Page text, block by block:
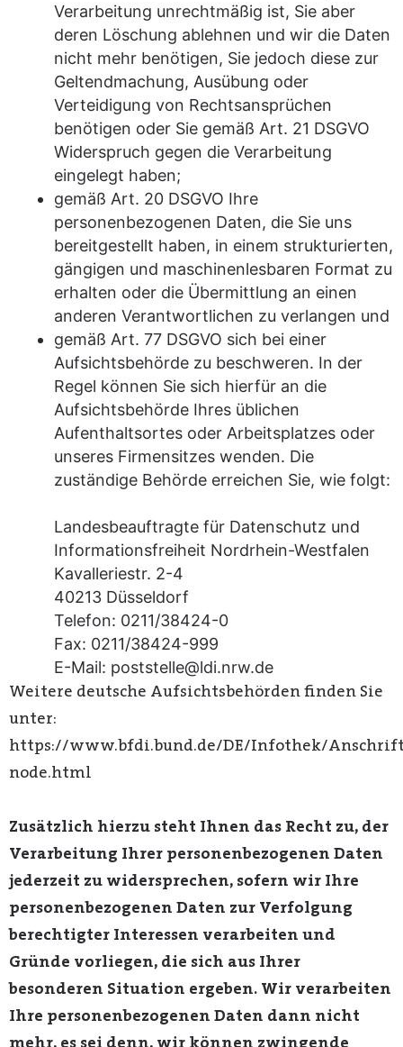
Verarbeitung unrechtmäßig ist, Sie aber
deren Löschung ablehnen und wir die Daten
nicht mehr benötigen, Sie jedoch diese zur
Geltendmachung, Ausübung oder
Verteidigung von Rechtsansprüchen
benötigen oder Sie gemäß Art. 21 DSGVO
Widerspruch gegen die Verarbeitung
eingelegt haben;
gemäß Art. 20 DSGVO Ihre
personenbezogenen Daten, die Sie uns
bereitgestellt haben, in einem strukturierten,
gängigen und maschinenlesbaren Format zu
erhalten oder die Übermittlung an einen
anderen Verantwortlichen zu verlangen und
gemäß Art. 77 DSGVO sich bei einer
Aufsichtsbehörde zu beschweren. In der
Regel können Sie sich hierfür an die
Aufsichtsbehörde Ihres üblichen
Aufenthaltsortes oder Arbeitsplatzes oder
unseres Firmensitzes wenden. Die
zuständige Behörde erreichen Sie, wie folgt:
Landesbeauftragte für Datenschutz und
Informationsfreiheit Nordrhein-Westfalen
Kavalleriestr. 2-4
40213 Düsseldorf
Telefon: 0211/38424-0
Fax: 0211/38424-999
E-Mail: poststelle@ldi.nrw.de
Weitere deutsche Aufsichtsbehörden finden Sie
unter:
https://www.bfdi.bund.de/DE/Infothek/
node.html
Zusätzlich hierzu steht Ihnen das Recht zu, der
Verarbeitung Ihrer personenbezogenen Daten
jederzeit zu widersprechen, sofern wir Ihre
personenbezogenen Daten zur Verfolgung
berechtigter Interessen verarbeiten und
Gründe vorliegen, die sich aus Ihrer
besonderen Situation ergeben. Wir verarbeiten
Ihre personenbezogenen Daten dann nicht
mehr, es sei denn, wir können zwingende